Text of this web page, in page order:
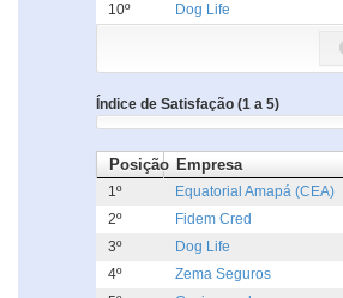
10º
Dog Life
Índice de Satisfação (1 a 5)
Posição Empresa
1º Equatorial Amapá (CEA)
2º
Fidem Cred
3º
Dog Life
4º
Zema Seguros